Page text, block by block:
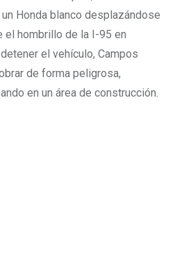
Honda blanco desplazándose
el hombrillo de la I-95 en
el vehículo, Campos
de forma peligrosa,
en un área de construcción.